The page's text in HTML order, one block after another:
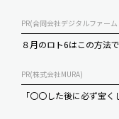
PR(合同会社デジタルファーム
８月のロト6はこの方法
PR(株式会社MURA)
「〇〇した後に必ず宝